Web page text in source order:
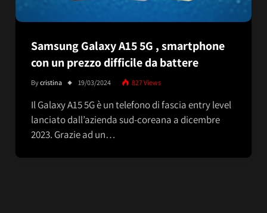
Samsung Galaxy A15 5G , smartphone
con un prezzo difficile da battere
Bycristina 19/03/2024 827Views
Il Galaxy A15 5G è un telefono di fascia entry level
lanciato dall’azienda sud-coreana a dicembre
2023. Grazie ad un…